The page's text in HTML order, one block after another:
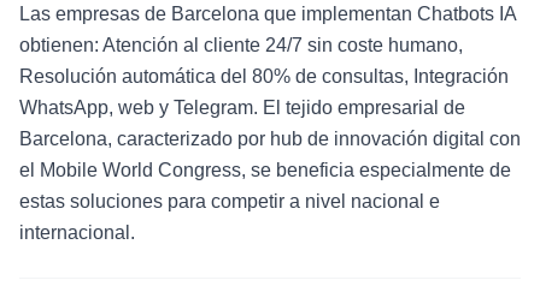
Las empresas de Barcelona que implementan Chatbots IA
obtienen: Atención al cliente 24/7 sin coste humano,
Resolución automática del 80% de consultas, Integración
WhatsApp, web y Telegram. El tejido empresarial de
Barcelona, caracterizado por hub de innovación digital con
el Mobile World Congress, se beneficia especialmente de
estas soluciones para competir a nivel nacional e
internacional.